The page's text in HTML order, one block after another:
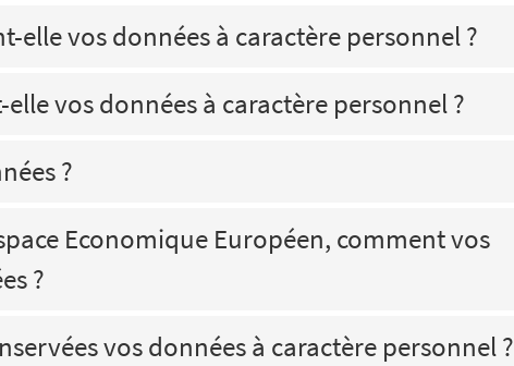
elle vos données à caractère personnel ?
vos données à caractère personnel ?
?
Economique Européen, comment vos
?
vos données à caractère personnel ?